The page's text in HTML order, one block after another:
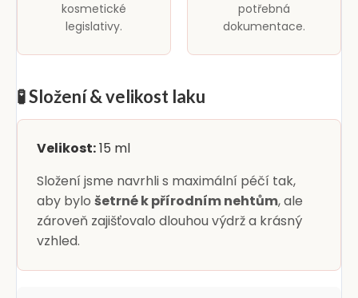
kosmetické
legislativy.
potřebná
dokumentace.
🧪 Složení & velikost laku
Velikost:15 ml
Složení jsme navrhli s maximální péčí tak,
aby bylo šetrné k přírodním nehtům, ale
zároveň zajišťovalo dlouhou výdrž a krásný
vzhled.